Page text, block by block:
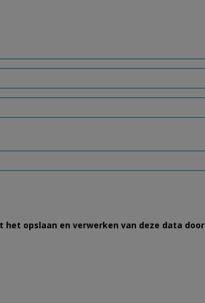
het opslaan en verwerken van deze data door